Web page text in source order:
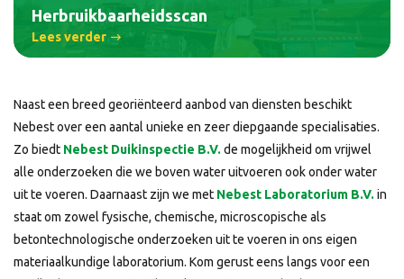
Herbruikbaarheidsscan
Lees verder
Naast een breed georiënteerd aanbod van diensten beschikt
Nebest over een aantal unieke en zeer diepgaande specialisaties.
Zo biedt Nebest Duikinspectie B.V. de mogelijkheid om vrijwel
alle onderzoeken die we boven water uitvoeren ook onder water
uit te voeren. Daarnaast zijn we met Nebest Laboratorium B.V. in
staat om zowel fysische, chemische, microscopische als
betontechnologische onderzoeken uit te voeren in ons eigen
materiaalkundige laboratorium. Kom gerust eens langs voor een